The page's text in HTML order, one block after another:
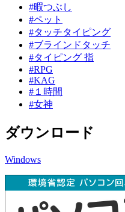
#暇つぶし
#ペット
#タッチタイピング
#ブラインドタッチ
#タイピング 指
#RPG
#KAG
#１時間
#女神
ダウンロード
Windows